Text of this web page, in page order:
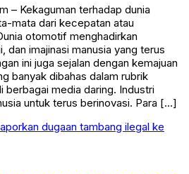
– Kekaguman terhadap dunia
mata dari kecepatan atau
otomotif menghadirkan
dan imajinasi manusia yang terus
ini juga sejalan dengan kemajuan
banyak dibahas dalam rubrik
berbagai media daring. Industri
untuk terus berinovasi. Para […]